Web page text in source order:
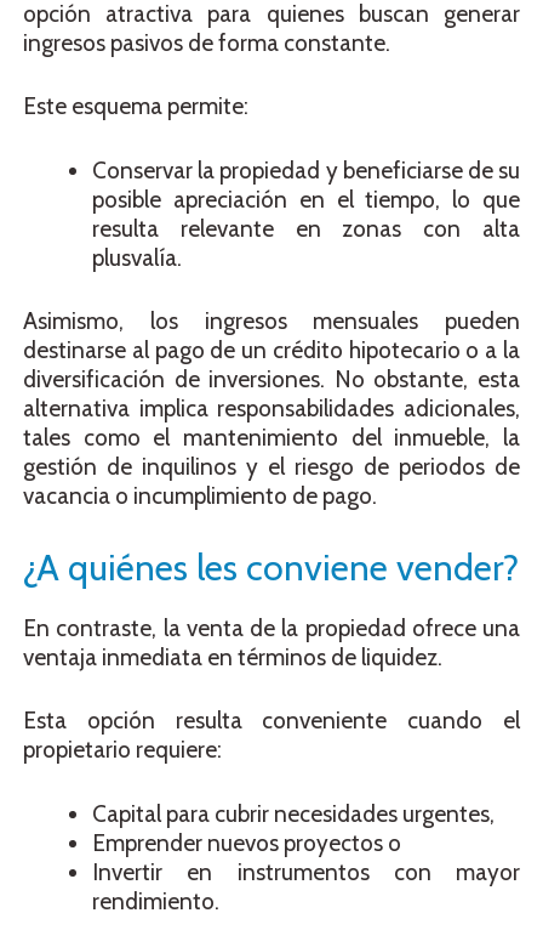
opción atractiva para quienes buscan generar
ingresos pasivos de forma constante.
Este esquema permite:
Conservar la propiedad y beneficiarse de su
posible apreciación en el tiempo, lo que
resulta relevante en zonas con alta
plusvalía.
Asimismo, los ingresos mensuales pueden
destinarse al pago de un crédito hipotecario o a la
diversificación de inversiones. No obstante, esta
alternativa implica responsabilidades adicionales,
tales como el mantenimiento del inmueble, la
gestión de inquilinos y el riesgo de periodos de
vacancia o incumplimiento de pago.
¿A quiénes les conviene vender?
En contraste, la venta de la propiedad ofrece una
ventaja inmediata en términos de liquidez.
Esta opción resulta conveniente cuando el
propietario requiere:
Capital para cubrir necesidades urgentes,
Emprender nuevos proyectos o
Invertir en instrumentos con mayor
rendimiento.